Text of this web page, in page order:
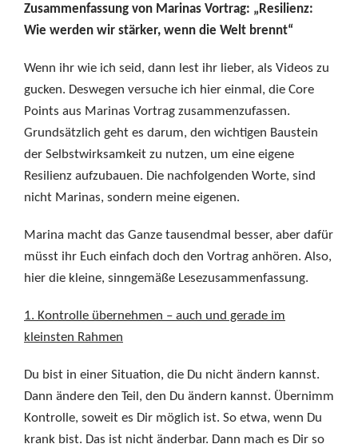
Zusammenfassung von Marinas Vortrag: „Resilienz:
Wie werden wir stärker, wenn die Welt brennt“
Wenn ihr wie ich seid, dann lest ihr lieber, als Videos zu
gucken. Deswegen versuche ich hier einmal, die Core
Points aus Marinas Vortrag zusammenzufassen.
Grundsätzlich geht es darum, den wichtigen Baustein
der Selbstwirksamkeit zu nutzen, um eine eigene
Resilienz aufzubauen. Die nachfolgenden Worte, sind
nicht Marinas, sondern meine eigenen.
Marina macht das Ganze tausendmal besser, aber dafür
müsst ihr Euch einfach doch den Vortrag anhören. Also,
hier die kleine, sinngemäße Lesezusammenfassung.
1. Kontrolle übernehmen – auch und gerade im
kleinsten Rahmen
Du bist in einer Situation, die Du nicht ändern kannst.
Dann ändere den Teil, den Du ändern kannst. Übernimm
Kontrolle, soweit es Dir möglich ist. So etwa, wenn Du
krank bist. Das ist nicht änderbar. Dann mach es Dir so